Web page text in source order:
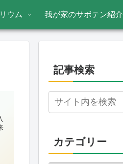
ウム 我が家のサボテン紹介
記事検索
カテゴリー